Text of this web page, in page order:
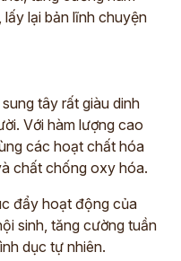
lại bản lĩnh chuyện
tây rất giàu dinh
Với hàm lượng cao
các hoạt chất hóa
chất chống oxy hóa.
đẩy hoạt động của
sinh, tăng cường tuần
dục tự nhiên.